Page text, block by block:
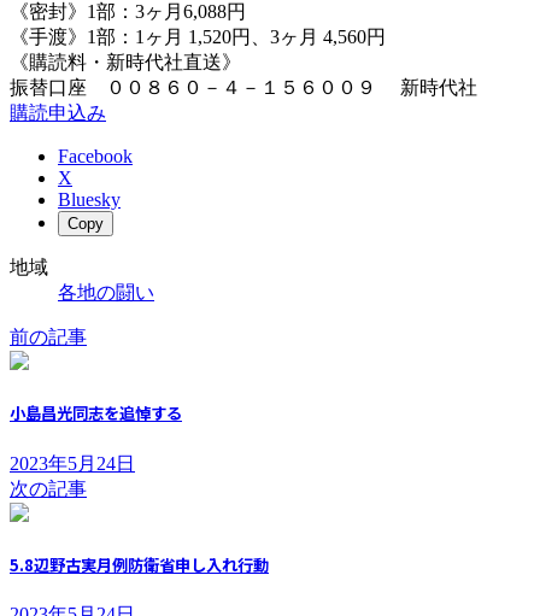
《密封》1部：3ヶ月6,088円
《手渡》1部：1ヶ月 1,520円、3ヶ月 4,560円
《購読料・新時代社直送》
振替口座 ００８６０－４－１５６００９ 新時代社
購読申込み
Facebook
X
Bluesky
Copy
地域
各地の闘い
前の記事
小島昌光同志を追悼する
2023年5月24日
次の記事
5.8辺野古実月例防衛省申し入れ行動